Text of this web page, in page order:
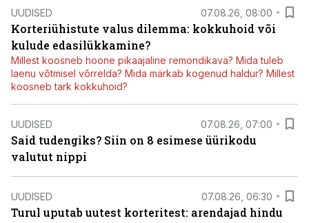
UUDISED 07.08.26, 08:00
Korteriühistute valus dilemma: kokkuhoid või
kulude edasilükkamine?
Millest koosneb hoone pikaajaline remondikava? Mida tuleb
laenu võtmisel võrrelda? Mida märkab kogenud haldur? Millest
koosneb tark kokkuhoid?
UUDISED 07.08.26, 07:00
Said tudengiks? Siin on 8 esimese üürikodu
valutut nippi
UUDISED 07.08.26, 06:30
Turul uputab uutest korteritest: arendajad hindu